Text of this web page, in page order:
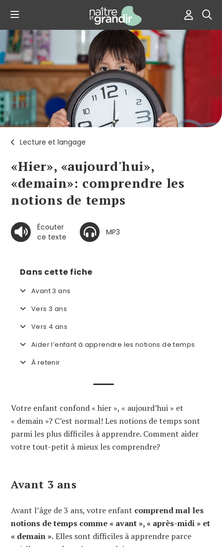
Lecture et langage
«Hier», «aujourd'hui»,
«demain»: comprendre les
notions de temps
Écouter
ce texte
MP3
Dans cette fiche
Avant 3 ans
Vers 3 ans
Vers 4 ans
Aider l’enfant à apprendre les notions de temps
À retenir
Votre enfant confond « hier », « aujourd’hui » et
« demain »? C’est normal! Les notions de temps sont
parmi les plus difficiles à apprendre. Comment aider
votre tout-petit à mieux les comprendre?
Avant 3 ans
Avant l’âge de 3 ans, votre enfant comprend mal les
notions de temps comme « avant », « après-midi » et
« demain ».Elles sont difficiles à apprendre parce